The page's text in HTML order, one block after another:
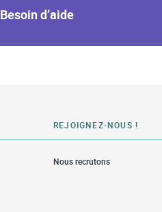
Besoin d’aide
REJOIGNEZ-NOUS !
Nous recrutons